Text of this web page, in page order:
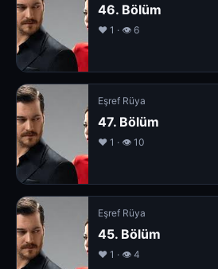
46. Bölüm
❤️ 1 · 👁 6
Eşref Rüya
47. Bölüm
❤️ 1 · 👁 10
Eşref Rüya
45. Bölüm
❤️ 1 · 👁 4